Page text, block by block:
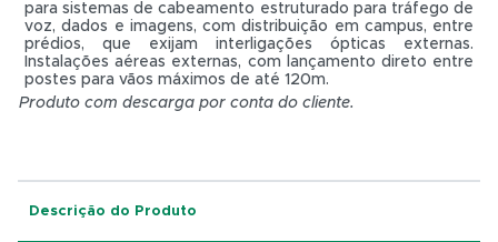
para sistemas de cabeamento estruturado para tráfego de
voz, dados e imagens, com distribuição em campus, entre
prédios, que exijam interligações ópticas externas.
Instalações aéreas externas, com lançamento direto entre
postes para vãos máximos de até 120m.
Produto com descarga por conta do cliente.
Descrição do Produto